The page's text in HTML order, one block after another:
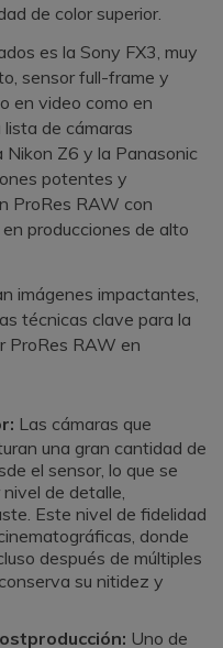
de color superior.
es la Sony FX3, muy
sensor full-frame y
en video como en
de cámaras
Nikon Z6 y la Panasonic
potentes y
ProRes RAW con
producciones de alto
imágenes impactantes,
técnicas clave para la
ProRes RAW en
Las cámaras que
una gran cantidad de
el sensor, lo que se
de detalle,
Este nivel de fidelidad
donde
después de múltiples
conserva su nitidez y
Uno de